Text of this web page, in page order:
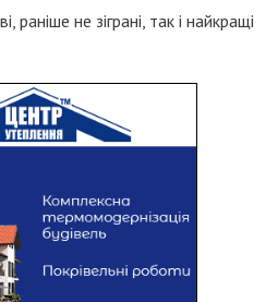
раніше не зіграні, так і найкращі